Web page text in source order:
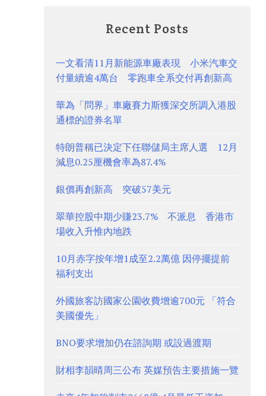
Recent Posts
一文看清11月新能源車廠表現 小米汽車交
付量續逾4萬台 零跑車全系交付再創新高
華為「問界」車廠賽力斯獲深交所調入港股
通標的證券名單
特朗普稱已決定下任聯儲局主席人選 12月
減息0.25厘機會率為87.4%
銀價再創新高 突破57美元
翠華控股中期少賺23.7% 不派息 香港市
場收入升惟內地跌
10月赤字按年增1成至2.2萬億 因停擺提前
福利支出
外國旅客訪國家公園收費增逾700元 「符合
美國優先」
BNO要求增加仍在諮詢期 或設過渡期
財相李韻晴周三公布 英媒預告主要措施一覽